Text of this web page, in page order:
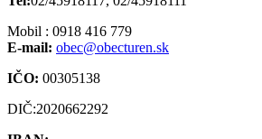
Mobil : 0918 416 779
E-mail: obec@obecturen.sk
IČO: 00305138
DIČ:2020662292